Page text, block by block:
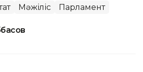
Мәжіліс Парламент